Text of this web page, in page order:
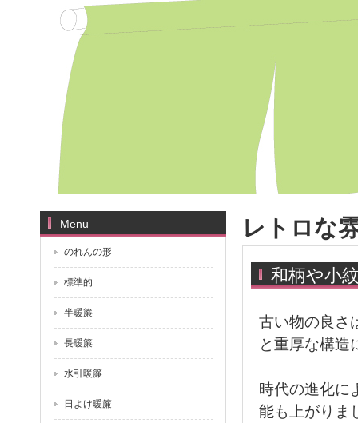
レトロな
和柄や小
古い物の良さ
と重厚な構造
時代の進化に
能も上がりま
Menu
のれんの形
標準的
半暖簾
長暖簾
水引暖簾
日よけ暖簾